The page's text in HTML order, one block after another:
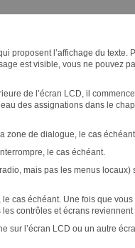
proposent l’affichage du texte.
est visible, vous ne pouvez
de l’écran LCD, il
des assignations dans le
zone de dialogue, le cas
le cas échéant.
mais pas les menus locaux)
cas échéant. Une fois que
contrôles et écrans
sur l’écran LCD ou un autre